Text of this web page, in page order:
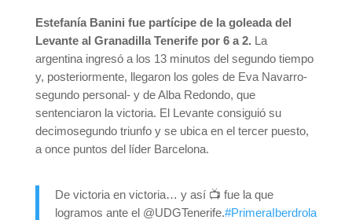
Estefanía Banini fue partícipe de la goleada del
Levante al Granadilla Tenerife por 6 a 2. La
argentina ingresó a los 13 minutos del segundo tiempo
y, posteriormente, llegaron los goles de Eva Navarro-
segundo personal- y de Alba Redondo, que
sentenciaron la victoria. El Levante consiguió su
decimosegundo triunfo y se ubica en el tercer puesto,
a once puntos del líder Barcelona.
De victoria en victoria… y así 📺 fue la que
logramos ante el @UDGTenerife.#PrimeraIberdrola